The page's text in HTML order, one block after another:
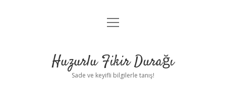
Anasayfa
Yasal Uyarı
menüyü
Huzurlu Fikir Durağı
Sade ve keyifli bilgilerle tanış!